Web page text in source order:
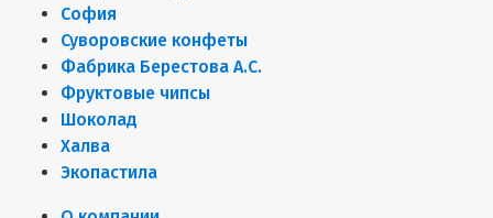
София
Суворовские конфеты
Фабрика Берестова А.С.
Фруктовые чипсы
Шоколад
Халва
Экопастила